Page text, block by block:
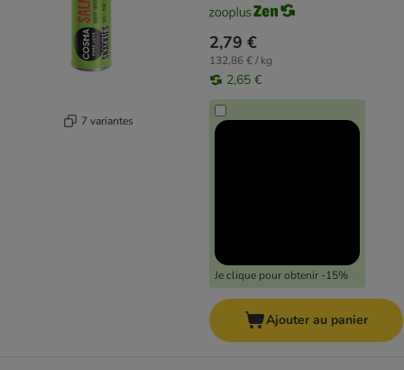
7 variantes
2,79 €
132,86 € / kg
2,65 €
Je clique pour obtenir -15%
Ajouter au panier